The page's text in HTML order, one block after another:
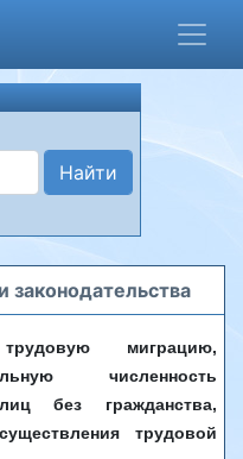
Найти
законодательства
миграцию,
численность
без гражданства,
трудовой